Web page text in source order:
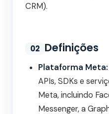
CRM).
02 Definições
Plataforma Meta:
APIs, SDKs e
Meta, incluindo
Messenger, a